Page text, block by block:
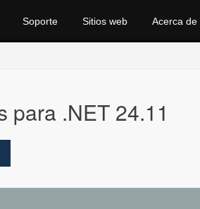
Soporte Sitios web Acerca de
para .NET 24.11